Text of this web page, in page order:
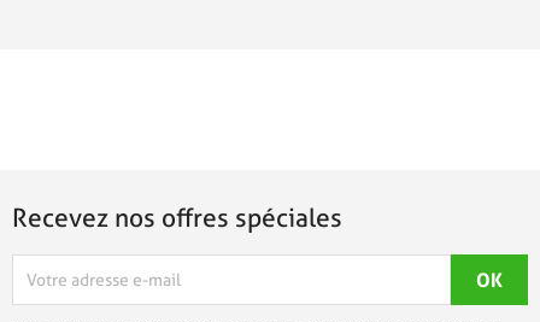
Recevez nos offres spéciales